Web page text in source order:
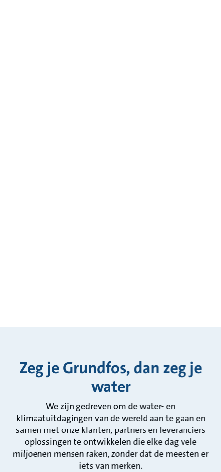
Zeg je Grundfos, dan zeg je
water
We zijn gedreven om de water- en
klimaatuitdagingen van de wereld aan te gaan en
samen met onze klanten, partners en leveranciers
oplossingen te ontwikkelen die elke dag vele
miljoenen mensen raken, zonder dat de meesten er
iets van merken.